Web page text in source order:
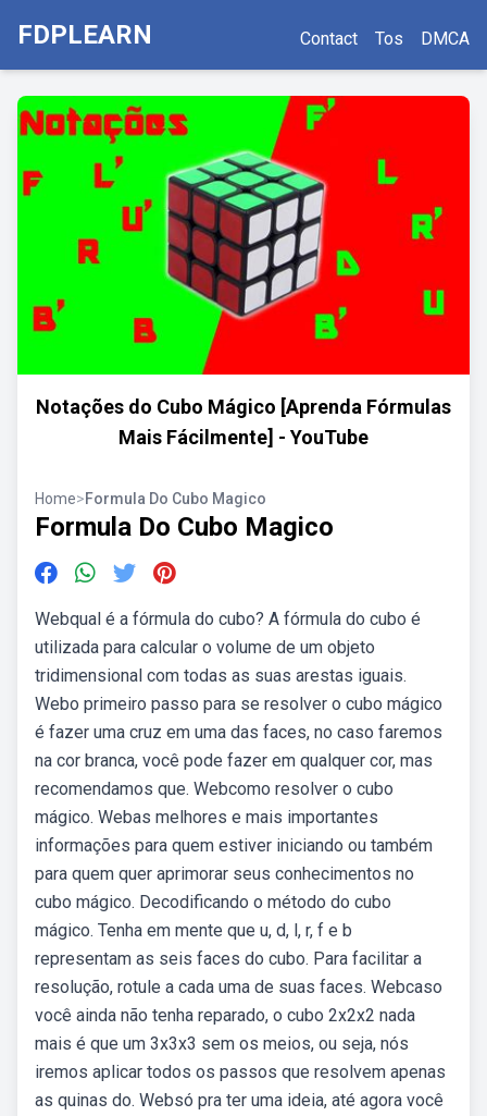
FDPLEARN Contact Tos DMCA
Notações do Cubo Mágico [Aprenda Fórmulas
Mais Fácilmente] - YouTube
Home>Formula Do Cubo Magico
Formula Do Cubo Magico
Webqual é a fórmula do cubo? A fórmula do cubo é
utilizada para calcular o volume de um objeto
tridimensional com todas as suas arestas iguais.
Webo primeiro passo para se resolver o cubo mágico
é fazer uma cruz em uma das faces, no caso faremos
na cor branca, você pode fazer em qualquer cor, mas
recomendamos que. Webcomo resolver o cubo
mágico. Webas melhores e mais importantes
informações para quem estiver iniciando ou também
para quem quer aprimorar seus conhecimentos no
cubo mágico. Decodificando o método do cubo
mágico. Tenha em mente que u, d, l, r, f e b
representam as seis faces do cubo. Para facilitar a
resolução, rotule a cada uma de suas faces. Webcaso
você ainda não tenha reparado, o cubo 2x2x2 nada
mais é que um 3x3x3 sem os meios, ou seja, nós
iremos aplicar todos os passos que resolvem apenas
as quinas do. Websó pra ter uma ideia, até agora você